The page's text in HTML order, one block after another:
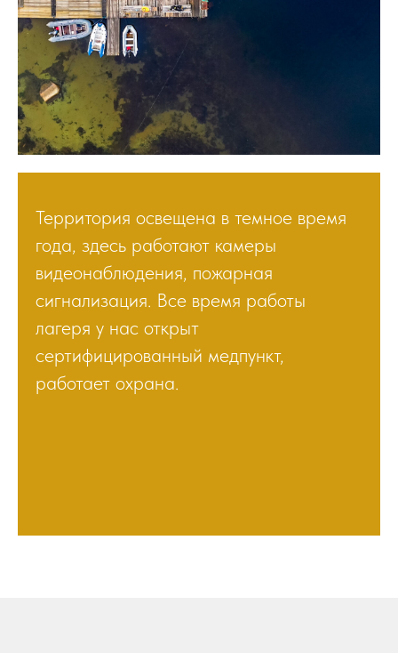
Территория освещена в темное время
года, здесь работают камеры
видеонаблюдения, пожарная
сигнализация. Все время работы
лагеря у нас открыт
сертифицированный медпункт,
работает охрана.